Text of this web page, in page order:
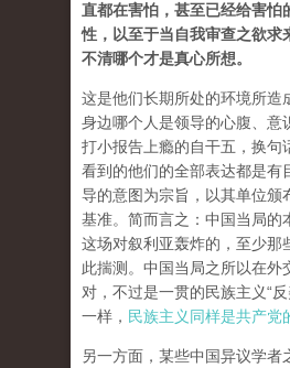
直都在害怕，甚至已经给害怕
性，以至于当自我审查之欲求
不清哪个才是真心所想。
这是他们长期所处的环境所造
身边哪个人是领导的心腹、意
打小报告上瘾的自干五，换句
看到的他们的全部表达都是
导的意图为宗旨，以其单位颁
基准。简而言之：中国当局的
这场对叙利亚轰炸的，至少那
此揣测。中国当局之所以在外
对，不过是一贯的民族主义“
一样， 民族主义同样是共产党
另一方面，某些中国异议学者